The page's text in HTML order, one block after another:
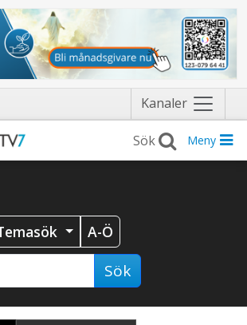
Kanaler Näytä
valikko
Meny
A-Ö
Sök